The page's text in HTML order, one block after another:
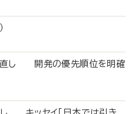
）
直し 開発の優先順位を明確